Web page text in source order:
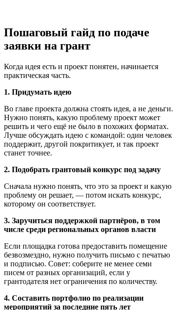
Пошаговый гайд по подаче
заявки на грант
Когда идея есть и проект понятен, начинается
практическая часть.
1. Придумать идею
Во главе проекта должна стоять идея, а не деньги.
Нужно понять, какую проблему проект может
решить и чего ещё не было в похожих форматах.
Лучше обсуждать идею с командой: один человек
поддержит, другой покритикует, и так проект
станет точнее.
2. Подобрать грантовый конкурс под задачу
Сначала нужно понять, что это за проект и какую
проблему он решает, — потом искать конкурс,
которому он соответствует.
3. Заручиться поддержкой партнёров, в том
числе среди региональных органов власти
Если площадка готова предоставить помещение
безвозмездно, нужно получить письмо с печатью
и подписью. Совет: соберите не менее семи
писем от разных организаций, если у
грантодателя нет ограничения по количеству.
4. Составить портфолио по реализации
мероприятий за последние пять лет